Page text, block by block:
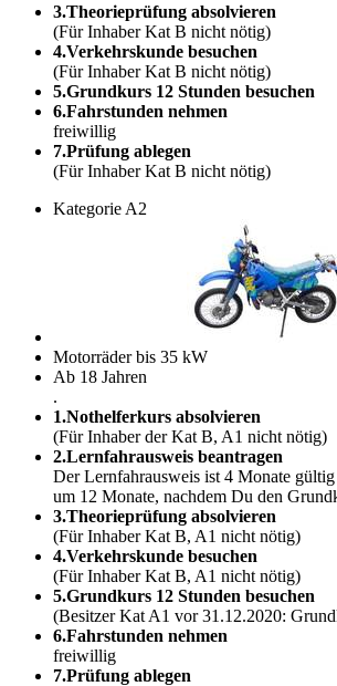
3.Theorieprüfung absolvieren
(Für Inhaber Kat B nicht nötig)
4.Verkehrskunde besuchen
(Für Inhaber Kat B nicht nötig)
5.Grundkurs 12 Stunden besuchen
6.Fahrstunden nehmen
freiwillig
7.Prüfung ablegen
(Für Inhaber Kat B nicht nötig)
Kategorie A2
Motorräder bis 35 kW
Ab 18 Jahren
.
1.Nothelferkurs absolvieren
(Für Inhaber der Kat B, A1 nicht nötig)
2.Lernfahrausweis beantragen
Der Lernfahrausweis ist 4 Monate
um 12 Monate, nachdem Du den
3.Theorieprüfung absolvieren
(Für Inhaber Kat B, A1 nicht nötig)
4.Verkehrskunde besuchen
(Für Inhaber Kat B, A1 nicht nötig)
5.Grundkurs 12 Stunden besuchen
(Besitzer Kat A1 vor 31.12.2020:
6.Fahrstunden nehmen
freiwillig
7.Prüfung ablegen